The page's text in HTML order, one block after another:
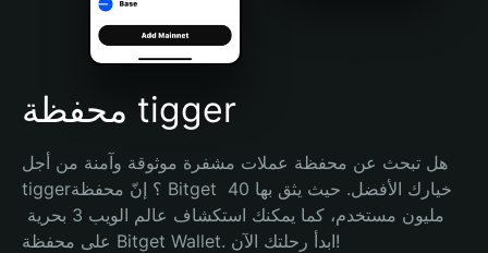
Português (Brasil)
Español (Argentina)
محفظة tigger
هل تبحث عن محفظة عملات مشفرة موثوقة وآمنة من أجل
tigger؟ إنّ محفظة Bitget خيارك الأفضل. حيث يثق بها 40
على محفظة Bitget Wallet. ابدأ رحلتك الآن!